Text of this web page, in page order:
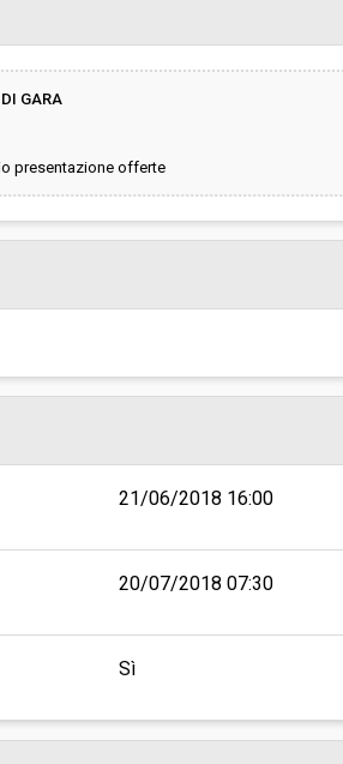
chiusa
GARA
presentazione offerte
21/06/2018 16:00
20/07/2018 07:30
Sì